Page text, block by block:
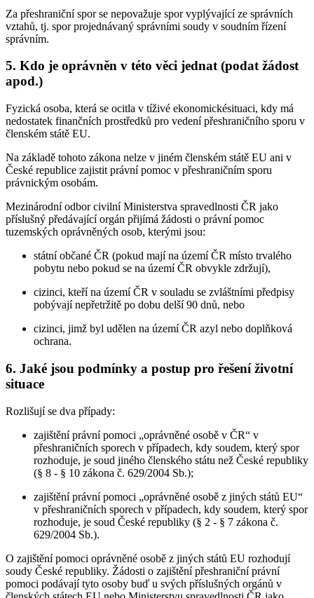
Za přeshraniční spor se nepovažuje spor vyplývající ze správních
vztahů, tj. spor projednávaný správními soudy v soudním řízení
správním.
5. Kdo je oprávněn v této věci jednat (podat žádost
apod.)
Fyzická osoba, která se ocitla v tíživé ekonomickésituaci, kdy má
nedostatek finančních prostředků pro vedení přeshraničního sporu v
členském státě EU.
Na základě tohoto zákona nelze v jiném členském státě EU ani v
České republice zajistit právní pomoc v přeshraničním sporu
právnickým osobám.
Mezinárodní odbor civilní Ministerstva spravedlnosti ČR jako
příslušný předávající orgán přijímá žádosti o právní pomoc
tuzemských oprávněných osob, kterými jsou:
státní občané ČR (pokud mají na území ČR místo trvalého
pobytu nebo pokud se na území ČR obvykle zdržují),
cizinci, kteří na území ČR v souladu se zvláštními předpisy
pobývají nepřetržitě po dobu delší 90 dnů, nebo
cizinci, jimž byl udělen na území ČR azyl nebo doplňková
ochrana.
6. Jaké jsou podmínky a postup pro řešení životní
situace
Rozlišují se dva případy:
zajištění právní pomoci „oprávněné osobě v ČR“ v
přeshraničních sporech v případech, kdy soudem, který spor
rozhoduje, je soud jiného členského státu než České republiky
(§ 8 - § 10 zákona č. 629/2004 Sb.);
zajištění právní pomoci „oprávněné osobě z jiných států EU“
v přeshraničních sporech v případech, kdy soudem, který spor
rozhoduje, je soud České republiky (§ 2 - § 7 zákona č.
629/2004 Sb.).
O zajištění pomoci oprávněné osobě z jiných států EU rozhodují
soudy České republiky. Žádosti o zajištění přeshraniční právní
pomoci podávají tyto osoby buď u svých příslušných orgánů v